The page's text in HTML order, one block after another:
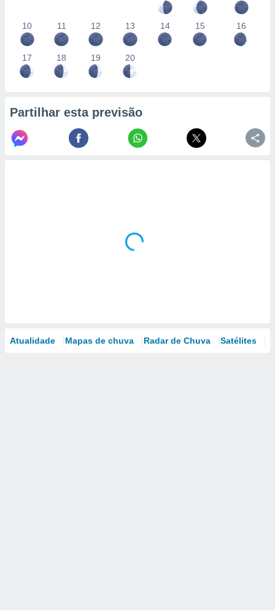
10 11 12 13 14 15 16
17 18 19 20
Partilhar esta previsão
Atualidade Mapas de chuva Radar de Chuva Satélites